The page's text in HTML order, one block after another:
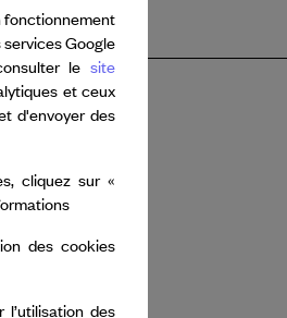
fonctionnement
Google
le site
et ceux
d'envoyer des
cliquez sur «
des cookies
des